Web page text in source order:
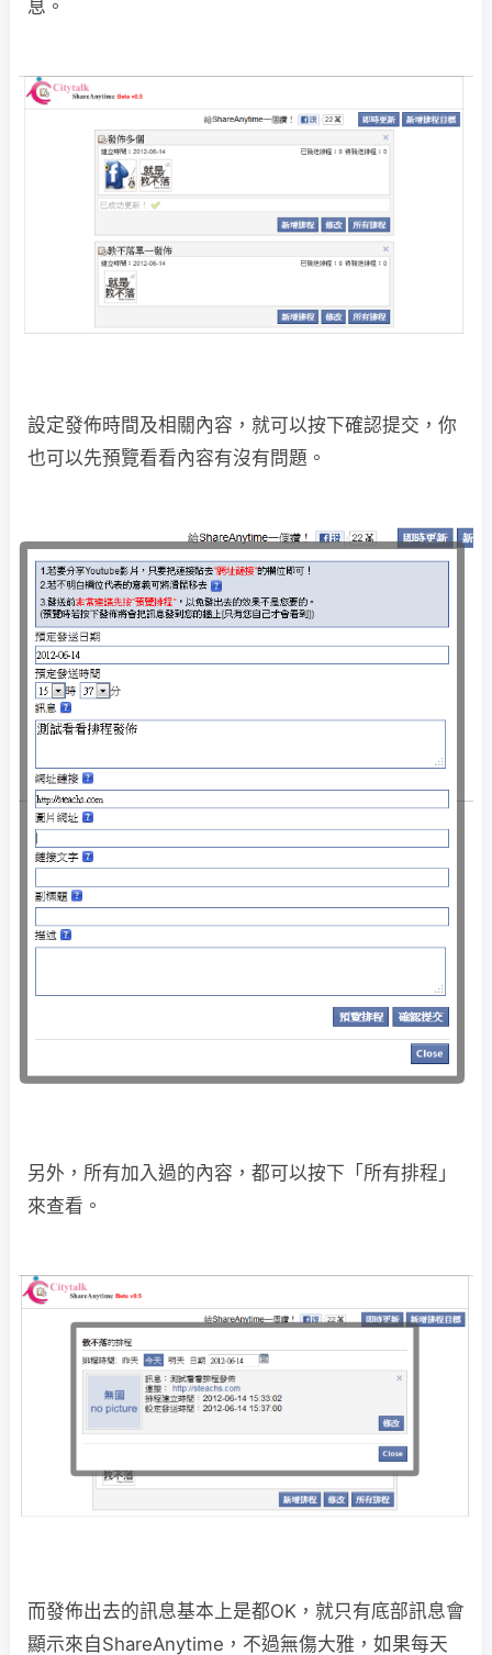
息。
設定發佈時間及相關內容，就可以按下確認提交，你
也可以先預覽看看內容有沒有問題。
另外，所有加入過的內容，都可以按下「所有排程」
來查看。
而發佈出去的訊息基本上是都OK，就只有底部訊息會
顯示來自ShareAnytime，不過無傷大雅，如果每天